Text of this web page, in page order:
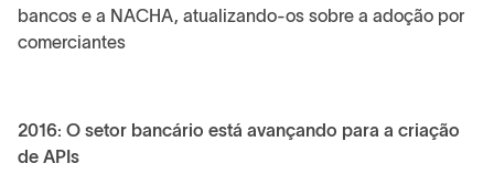
bancos e a NACHA, atualizando-os sobre a adoção por
comerciantes
2016: O setor bancário está avançando para a criação
de APIs